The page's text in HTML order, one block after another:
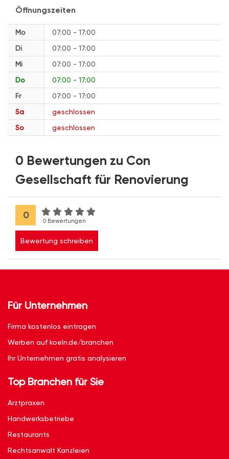
Öffnungszeiten
Mo
07:00 - 17:00
Di
07:00 - 17:00
Mi
07:00 - 17:00
Do
07:00 - 17:00
Fr
07:00 - 17:00
Sa
geschlossen
So
geschlossen
0 Bewertungen zu Con
Gesellschaft für Renovierung
0
0 Bewertungen
Bewertung schreiben
Für Unternehmen
Firma kostenlos eintragen
Werben auf koeln.de/branchen
Ihr Unternehmen gratis analysieren
Top Branchen für Sie
Arztpraxen
Handwerksbetriebe
Restaurants
Rechtsanwalt Kanzleien